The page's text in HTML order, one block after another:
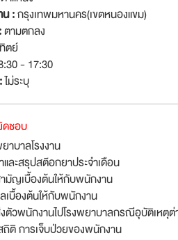
:กรุงเทพมหานคร(เขตหนองแขม)
ตามตกลง
ตย์
- 17:30
ไม่ระบุ
ชอบ
าบาลโรงงาน
ละสรุปสต๊อกยาประจำเดือน
มัญเบื้องต้นให้กับพนักงาน
บื้องต้นให้กับพนักงาน
ตัวพนักงานไปโรงพยาบาลกรณีอุบัติเหตุต่
ติ การเจ็บป่วยของพนักงาน